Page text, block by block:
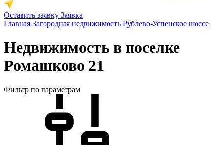
Оставить заявку Заявка
Главная Загородная недвижимость Рублево-Успенское шоссе
Недвижимость в поселке
Ромашково 21
Фильтр по параметрам